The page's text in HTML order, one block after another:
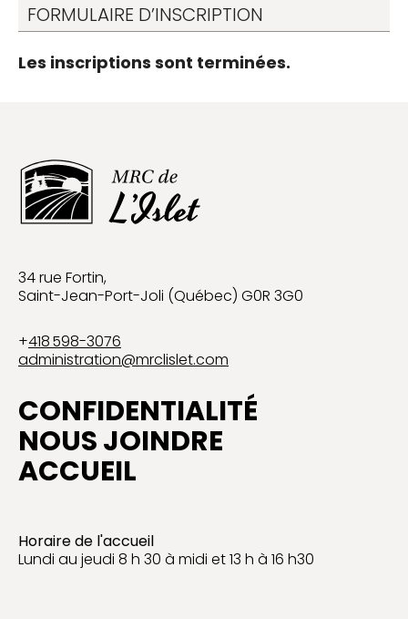
FORMULAIRE D’INSCRIPTION
Les inscriptions sont terminées.
34 rue Fortin,
Saint-Jean-Port-Joli (Québec) G0R 3G0
+418 598-3076
administration@mrclislet.com
CONFIDENTIALITÉ
NOUS JOINDRE
ACCUEIL
Horaire de l'accueil
Lundi au jeudi 8 h 30 à midi et 13 h à 16 h30